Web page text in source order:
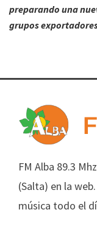
preparando una
grupos
FM Alba 89.3
(Salta) en la
música todo el